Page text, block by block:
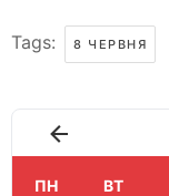
Tags: 8 ЧЕРВНЯ
ПН ВТ